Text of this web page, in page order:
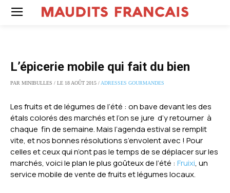
L’épicerie mobile qui fait du bien
PAR MINIBULLES / LE 18 AOÛT 2015 /ADRESSES GOURMANDES
Les fruits et de légumes de l’été : on bave devant les des
étals colorés des marchés et l’on se jure d’y retourner à
chaque fin de semaine. Mais l’agenda estival se remplit
vite, et nos bonnes résolutions s’envolent avec ! Pour
celles et ceux qui n’ont pas le temps de se déplacer sur les
marchés, voici le plan le plus goûteux de l’été : Fruixi, un
service mobile de vente de fruits et légumes locaux.